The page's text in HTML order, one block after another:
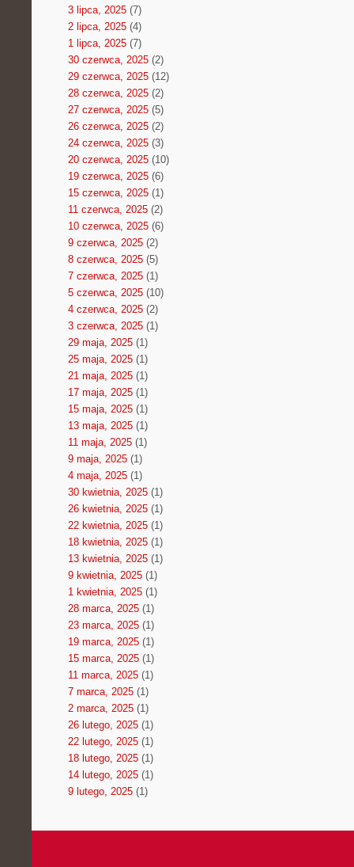
3 lipca, 2025(7)
2 lipca, 2025(4)
1 lipca, 2025(7)
30 czerwca, 2025(2)
29 czerwca, 2025(12)
28 czerwca, 2025(2)
27 czerwca, 2025(5)
26 czerwca, 2025(2)
24 czerwca, 2025(3)
20 czerwca, 2025(10)
19 czerwca, 2025(6)
15 czerwca, 2025(1)
11 czerwca, 2025(2)
10 czerwca, 2025(6)
9 czerwca, 2025(2)
8 czerwca, 2025(5)
7 czerwca, 2025(1)
5 czerwca, 2025(10)
4 czerwca, 2025(2)
3 czerwca, 2025(1)
29 maja, 2025(1)
25 maja, 2025(1)
21 maja, 2025(1)
17 maja, 2025(1)
15 maja, 2025(1)
13 maja, 2025(1)
11 maja, 2025(1)
9 maja, 2025(1)
4 maja, 2025(1)
30 kwietnia, 2025(1)
26 kwietnia, 2025(1)
22 kwietnia, 2025(1)
18 kwietnia, 2025(1)
13 kwietnia, 2025(1)
9 kwietnia, 2025(1)
1 kwietnia, 2025(1)
28 marca, 2025(1)
23 marca, 2025(1)
19 marca, 2025(1)
15 marca, 2025(1)
11 marca, 2025(1)
7 marca, 2025(1)
2 marca, 2025(1)
26 lutego, 2025(1)
22 lutego, 2025(1)
18 lutego, 2025(1)
14 lutego, 2025(1)
9 lutego, 2025(1)